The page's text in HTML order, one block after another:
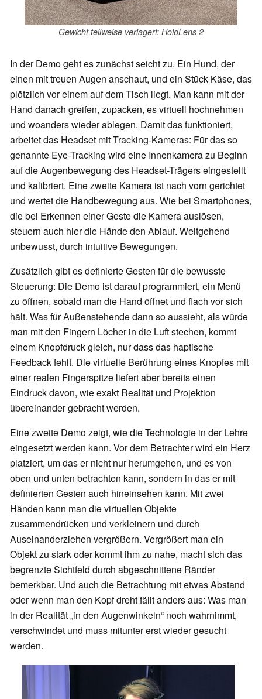
Gewicht teilweise verlagert: HoloLens 2
In der Demo geht es zunächst seicht zu. Ein Hund, der
einen mit treuen Augen anschaut, und ein Stück Käse, das
plötzlich vor einem auf dem Tisch liegt. Man kann mit der
Hand danach greifen, zupacken, es virtuell hochnehmen
und woanders wieder ablegen. Damit das funktioniert,
arbeitet das Headset mit Tracking-Kameras: Für das so
genannte Eye-Tracking wird eine Innenkamera zu Beginn
auf die Augenbewegung des Headset-Trägers eingestellt
und kalibriert. Eine zweite Kamera ist nach vorn gerichtet
und wertet die Handbewegung aus. Wie bei Smartphones,
die bei Erkennen einer Geste die Kamera auslösen,
steuern auch hier die Hände den Ablauf. Weitgehend
unbewusst, durch intuitive Bewegungen.
Zusätzlich gibt es definierte Gesten für die bewusste
Steuerung: Die Demo ist darauf programmiert, ein Menü
zu öffnen, sobald man die Hand öffnet und flach vor sich
hält. Was für Außenstehende dann so aussieht, als würde
man mit den Fingern Löcher in die Luft stechen, kommt
einem Knopfdruck gleich, nur dass das haptische
Feedback fehlt. Die virtuelle Berührung eines Knopfes mit
einer realen Fingerspitze liefert aber bereits einen
Eindruck davon, wie exakt Realität und Projektion
übereinander gebracht werden.
Eine zweite Demo zeigt, wie die Technologie in der Lehre
eingesetzt werden kann. Vor dem Betrachter wird ein Herz
platziert, um das er nicht nur herumgehen, und es von
oben und unten betrachten kann, sondern in das er mit
definierten Gesten auch hineinsehen kann. Mit zwei
Händen kann man die virtuellen Objekte
zusammendrücken und verkleinern und durch
Auseinanderziehen vergrößern. Vergrößert man ein
Objekt zu stark oder kommt ihm zu nahe, macht sich das
begrenzte Sichtfeld durch abgeschnittene Ränder
bemerkbar. Und auch die Betrachtung mit etwas Abstand
oder wenn man den Kopf dreht fällt anders aus: Was man
in der Realität „in den Augenwinkeln“ noch wahrnimmt,
verschwindet und muss mitunter erst wieder gesucht
werden.